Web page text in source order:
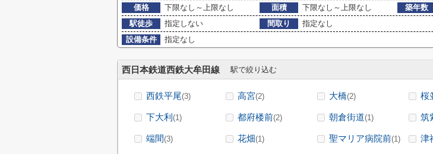
価格
下限なし～上限なし 面積 下限なし～上限なし 築年数
駅徒歩
指定しない 間取り
指定なし
設備条件
指定なし
西日本鉄道西鉄大牟田線 駅で絞り込む
西鉄平尾(3) 高宮(2) 大橋(2) 桜
下大利 (1) 都府楼前(2) 朝倉街道(1) 筑
端間(3) 花畑(1) 聖マリア病院前(1) 津